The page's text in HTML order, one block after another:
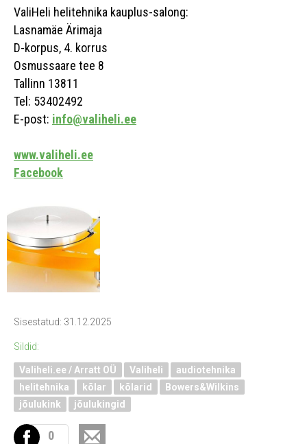
ValiHeli helitehnika kauplus-salong:
Lasnamäe Ärimaja
D-korpus, 4. korrus
Osmussaare tee 8
Tallinn 13811
Tel: 53402492
E-post: info@valiheli.ee
www.valiheli.ee
Facebook
Sisestatud: 31.12.2025
Sildid:
Valiheli.ee / Arratt OÜ Valiheli
audiotehnika
helitehnika
kõlar kõlarid
Bowers&Wilkins
jõulukink
jõulukingid
0